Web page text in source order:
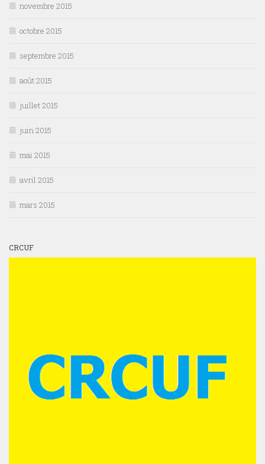
novembre 2015
octobre 2015
septembre 2015
août 2015
juillet 2015
juin 2015
mai 2015
avril 2015
mars 2015
CRCUF